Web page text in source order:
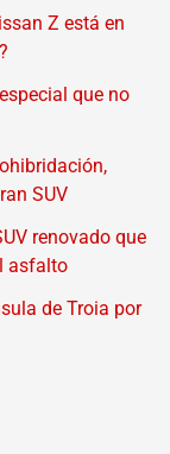
Z está en
que no
SUV
renovado que
asfalto
de Troia por